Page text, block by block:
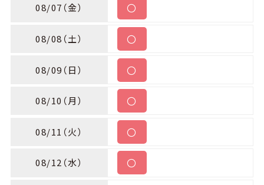
08/07 （金） 〇
08/08 （土） 〇
08/09 （日） 〇
08/10 （月） 〇
08/11 （火） 〇
08/12 （水） 〇